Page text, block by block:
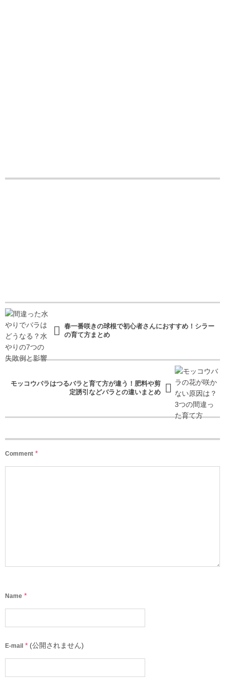
春一番咲きの球根で初心者さんにおすすめ！シラー
の育て方まとめ
モッコウバラはつるバラと育て方が違う！肥料や剪
定誘引などバラとの違いまとめ
Comment *
Name *
E-mail * (公開されません)